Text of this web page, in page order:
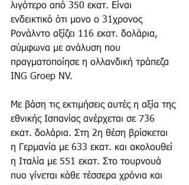
λιγότερο από 350 εκατ. Είναι
ενδεικτικό ότι μονο ο 31χρονος
Ρονάλντο αξίζει 116 εκατ. δολάρια,
σύμφωνα με ανάλυση που
πραγματοποίησε η ολλανδική τράπεζα
ING Groep NV.
Με βάση τις εκτιμήσεις αυτές η αξία της
εθνικής Ισπανίας ανέρχεται σε 736
εκατ. δολάρια. Στη 2η θέση βρίσκεται
η Γερμανία με 633 εκατ. και ακολουθεί
η Ιταλία με 551 εκατ. Στο τουρνουά
πυο γίνεται κάθε τέσσερα χρόνια και